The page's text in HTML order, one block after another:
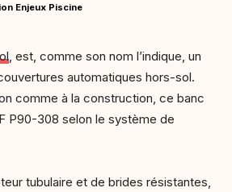
Enjeux Piscine
, est, comme son nom l’indique, un
automatiques hors-sol.
comme à la construction, ce banc
P90-308 selon le système de
tubulaire et de brides résistantes,